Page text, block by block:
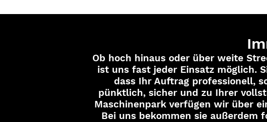
Ob hoch hinaus oder über weite
ist uns fast jeder Einsatz möglich.
dass Ihr Auftrag professionell,
pünktlich, sicher und zu Ihrer
Maschinenpark verfügen wir über
Bei uns bekommen sie außerdem